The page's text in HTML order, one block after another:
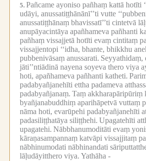
5. Pañcame ayoniso pañhaṃ kattā hotīti
udāyi, anussatiṭṭhānānī’’ti vutte
anussatiṭṭhānaṃ bhavissatī’’ti cintetvā
anupāyacintāya apañhameva pañhanti
pañhaṃ vissajjetā hotīti evaṃ cintitaṃ
vissajjentopi ‘‘idha, bhante, bhikkhu
pubbenivāsaṃ anussarati. Seyyathidaṃ,
jāti’’ntiādinā nayena soyeva thero viya
hoti, apañhameva pañhanti katheti.
padabyañjanehīti ettha padameva
padabyañjanaṃ. Taṃ akkharapāripūriṃ
byañjanabuddhiṃ aparihāpetvā vuttaṃ
nāma hoti, evarūpehi padabyañjanehīti
padasiliṭṭhatāya siliṭṭhehi. Upagatehīti
upagatehi. Nābbhanumoditāti evaṃ
kāraṇasampannaṃ katvāpi vissajjitaṃ
nābhinumodati nābhinandati
lāḷudāyitthero viya. Yathāha -